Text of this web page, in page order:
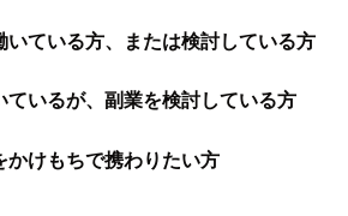
いている方、または検討している方
ているが、副業を検討している方
かけもちで携わりたい方